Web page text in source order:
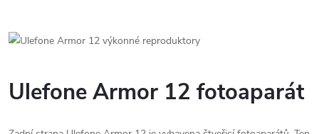
Ulefone Armor 12 fotoaparát